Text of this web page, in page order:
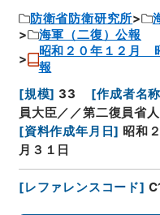
防衛省防衛研究所
海軍（二復）公報
昭和２０年１２月
報
[規模] 33 [作成者名
員大臣／／第二復員省
[資料作成年月日] 昭和
月３１日
[レファレンスコード]